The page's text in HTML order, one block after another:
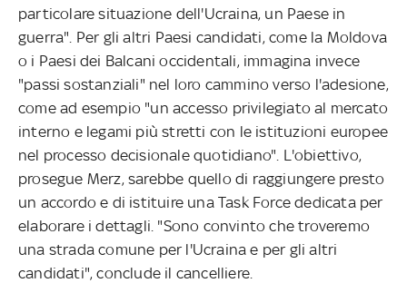
particolare situazione dell'Ucraina, un Paese in
guerra". Per gli altri Paesi candidati, come la Moldova
o i Paesi dei Balcani occidentali, immagina invece
"passi sostanziali" nel loro cammino verso l'adesione,
come ad esempio "un accesso privilegiato al mercato
interno e legami più stretti con le istituzioni europee
nel processo decisionale quotidiano". L'obiettivo,
prosegue Merz, sarebbe quello di raggiungere presto
un accordo e di istituire una Task Force dedicata per
elaborare i dettagli. "Sono convinto che troveremo
una strada comune per l'Ucraina e per gli altri
candidati", conclude il cancelliere.